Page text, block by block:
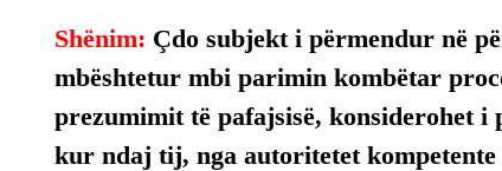
Shënim: Çdo subjekt i përmendur në
mbështetur mbi parimin kombëtar
prezumimit të pafajsisë, konsiderohet i
kur ndaj tij, nga autoritetet